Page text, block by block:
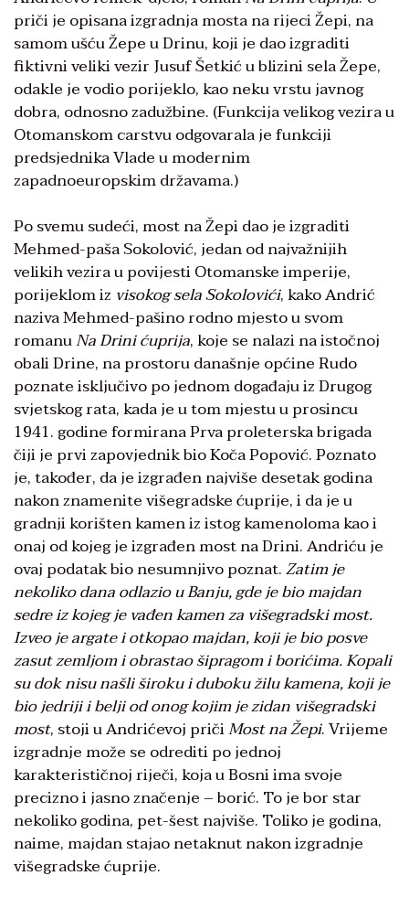
priči je opisana izgradnja mosta na rijeci Žepi, na
samom ušću Žepe u Drinu, koji je dao izgraditi
fiktivni veliki vezir Jusuf Šetkić u blizini sela Žepe,
odakle je vodio porijeklo, kao neku vrstu javnog
dobra, odnosno zadužbine. (Funkcija velikog vezira u
Otomanskom carstvu odgovarala je funkciji
predsjednika Vlade u modernim
zapadnoeuropskim državama.)
Po svemu sudeći, most na Žepi dao je izgraditi
Mehmed-paša Sokolović, jedan od najvažnijih
velikih vezira u povijesti Otomanske imperije,
porijeklom iz visokog sela Sokolovići, kako Andrić
naziva Mehmed-pašino rodno mjesto u svom
romanuNa Drini ćuprija, koje se nalazi na istočnoj
obali Drine, na prostoru današnje općine Rudo
poznate isključivo po jednom događaju iz Drugog
svjetskog rata, kada je u tom mjestu u prosincu
1941. godine formirana Prva proleterska brigada
čiji je prvi zapovjednik bio Koča Popović. Poznato
je, također, da je izgrađen najviše desetak godina
nakon znamenite višegradske ćuprije, i da je u
gradnji korišten kamen iz istog kamenoloma kao i
onaj od kojeg je izgrađen most na Drini. Andriću je
ovaj podatak bio nesumnjivo poznat.Zatim je
nekoliko dana odlazio u Banju, gde je bio majdan
sedre iz kojeg je vađen kamen za višegradski most.
Izveo je argate i otkopao majdan, koji je bio posve
zasut zemljom i obrastao šipragom i borićima. Kopali
su dok nisu našli široku i duboku žilu kamena, koji je
bio jedriji i belji od onog kojim je zidan višegradski
most, stoji u Andrićevoj pričiMost na Žepi. Vrijeme
izgradnje može se odrediti po jednoj
karakterističnoj riječi, koja u Bosni ima svoje
precizno i jasno značenje – borić. To je bor star
nekoliko godina, pet-šest najviše. Toliko je godina,
naime, majdan stajao netaknut nakon izgradnje
višegradske ćuprije.